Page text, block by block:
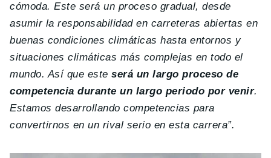
cómoda. Este será un proceso gradual, desde
asumir la responsabilidad en carreteras abiertas en
buenas condiciones climáticas hasta entornos y
situaciones climáticas más complejas en todo el
mundo. Así que esteserá un largo proceso de
competencia durante un largo periodo por venir.
Estamos desarrollando competencias para
convertirnos en un rival serio en esta carrera”.